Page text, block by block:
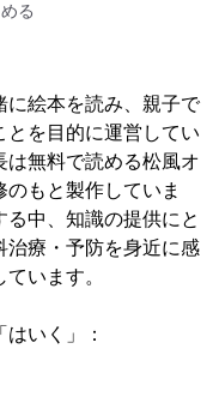
る
に絵本を読み、親子で
を目的に運営してい
は無料で読める松風オ
もと製作していま
中、知識の提供にと
治療・予防を身近に感
います。
いく」：